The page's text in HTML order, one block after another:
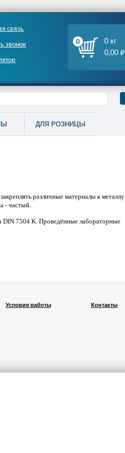
связь
звонок 0
0 кг
0,00 ₽
ДЛЯ РОЗНИЦЫ
различные материалы к металлу
- частый.
DIN 7504 K. Проведённые лабораторные
Условия работы Контакты